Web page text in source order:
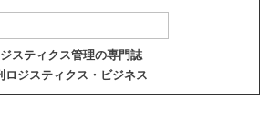
スティクス管理の専門誌
ロジスティクス・ビジネス